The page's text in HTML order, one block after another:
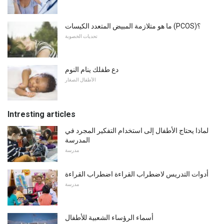
ما هو متلازمة المبيض المتعدد الكيسات (PCOS)؟
تحديات الخصوبة
دع طفلك ينام النوم
الأطفال الصغار
Intresting articles
لماذا يحتاج الأطفال إلى استخدام التفكير المجرد في
المدرسة
مدرسة
أدوات التدريس لاضطراب القراءة اضطراب القراءة
مدرسة
أسماء الرؤساء الشعبية للأطفال